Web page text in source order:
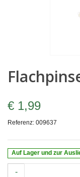
€ 1,99
Referenz: 009637
Auf Lager und zur
-